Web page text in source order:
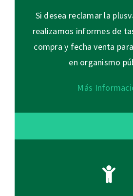
Si desea reclamar la
realizamos informes de
compra y fecha venta
en organismo
Más